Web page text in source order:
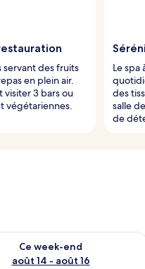
servant des fruits
en plein air.
visiter 3 bars ou
végétariennes.
Le spa
des
salle
de
10
Ce week-end
août 14 - août 16
disponibilité pour ce week-